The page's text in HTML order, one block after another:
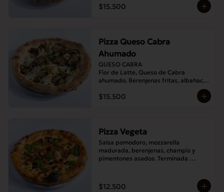
$15.500
Pizza Queso Cabra
Ahumado
QUESO CABRA
Fior de Latte, Queso de Cabra
ahumado, Berenjenas fritas, albahaca ,
$15.500
Pizza Vegeta
Salsa pomodoro, mozzarella
madurada, berenjenas, champis y
pimentones asados. Terminada
$12.500